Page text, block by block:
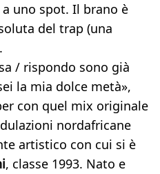
uno spot. Il brano è
del trap (una
/ rispondo sono già
la mia dolce metà»,
con quel mix originale
nordafricane
artistico con cui si è
, classe 1993. Nato e